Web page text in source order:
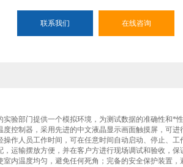
联系我们 在线咨询
验部门提供一个模拟环境，为测试数据的准确性和*
控制器，采用先进的中文液晶显示画面触摸屏，可进
作人员工作时间，可在任意时间自动启动、停止、工
运输摆放方便，并在客户方进行现场调试和验收，保
内温度均匀，避免任何死角；完备的安全保护装置，